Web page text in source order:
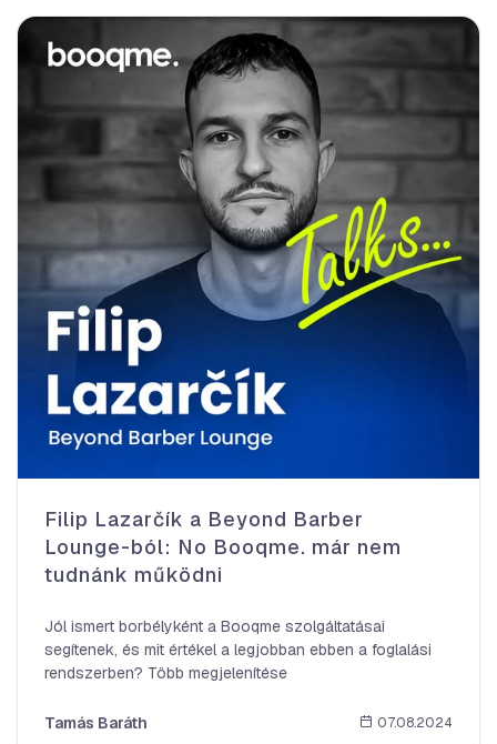
Filip Lazarčík a Beyond Barber
Lounge-ból: No Booqme. már nem
tudnánk működni
Jól ismert borbélyként a Booqme szolgáltatásai
segítenek, és mit értékel a legjobban ebben a foglalási
rendszerben? Több megjelenítése
Tamás Baráth 07.08.2024